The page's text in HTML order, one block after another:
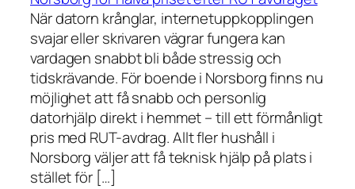
När datorn krånglar, internetuppkopplingen
svajar eller skrivaren vägrar fungera kan
vardagen snabbt bli både stressig och
tidskrävande. För boende i Norsborg finns nu
möjlighet att få snabb och personlig
datorhjälp direkt i hemmet – till ett förmånligt
pris med RUT-avdrag. Allt fler hushåll i
Norsborg väljer att få teknisk hjälp på plats i
stället för […]